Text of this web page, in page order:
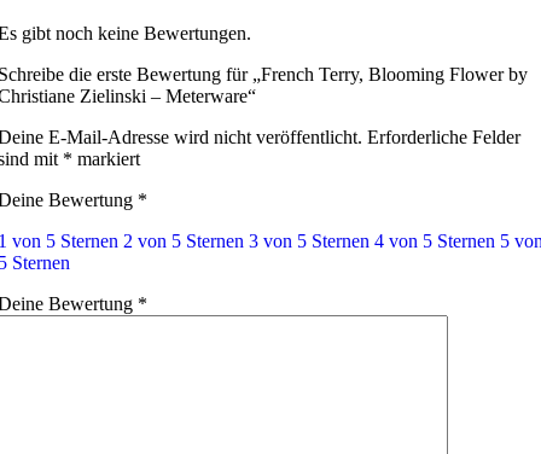
gibt noch keine Bewertungen.
die erste Bewertung für „French Terry, Blooming Flower by
Zielinski – Meterware“
E-Mail-Adresse wird nicht veröffentlicht. Erforderliche Felder
mit * markiert
Bewertung *
von 5 Sternen 2 von 5 Sternen 3 von 5 Sternen 4 von 5 Sternen 5
Sternen
Bewertung *